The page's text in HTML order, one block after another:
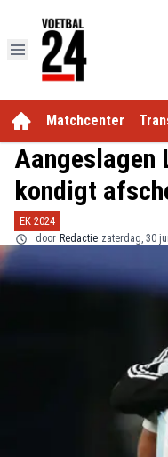
Matchcenter
Aangeslagen
kondigt
EK 2024
door Redactie zaterdag, 30